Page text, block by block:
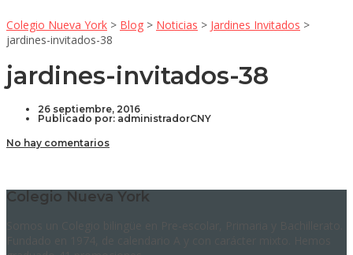
Colegio Nueva York > Blog > Noticias > Jardines Invitados >
jardines-invitados-38
jardines-invitados-38
26 septiembre, 2016
Publicado por: administradorCNY
No hay comentarios
Colegio Nueva York